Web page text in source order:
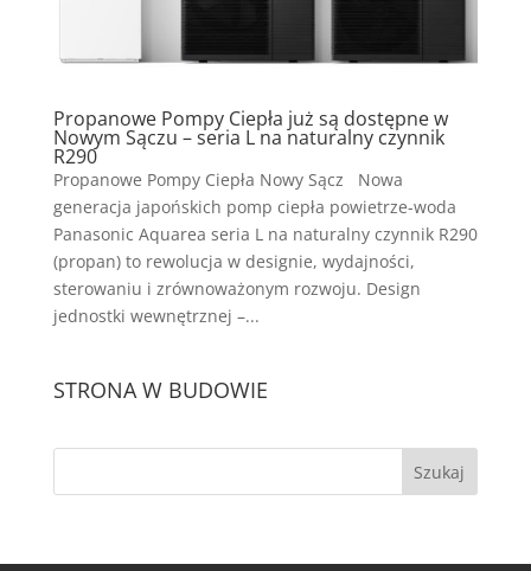
Propanowe Pompy Ciepła już są dostępne w
Nowym Sączu – seria L na naturalny czynnik
R290
Propanowe Pompy Ciepła Nowy Sącz Nowa
generacja japońskich pomp ciepła powietrze-woda
Panasonic Aquarea seria L na naturalny czynnik R290
(propan) to rewolucja w designie, wydajności,
sterowaniu i zrównoważonym rozwoju. Design
jednostki wewnętrznej –...
STRONA W BUDOWIE